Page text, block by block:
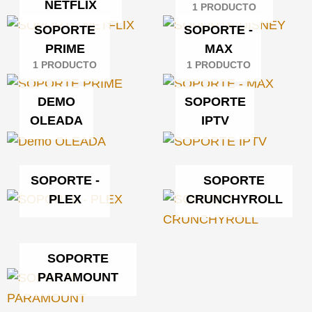
NETFLIX
1 PRODUCTO
SOPORTE
PRIME
1 PRODUCTO
SOPORTE -
MAX
1 PRODUCTO
DEMO
OLEADA
SOPORTE
IPTV
SOPORTE -
PLEX
SOPORTE
CRUNCHYROLL
SOPORTE
PARAMOUNT